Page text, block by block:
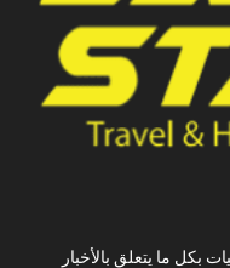
بكل ما يتعلق بالأخبار